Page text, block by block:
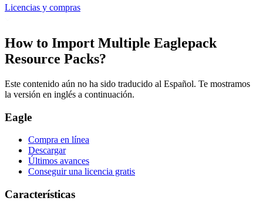
Licencias y compras
How to Import Multiple Eaglepack
Resource Packs?
Este contenido aún no ha sido traducido al Español. Te mostramos
la versión en inglés a continuación.
Eagle
Compra en línea
Descargar
Últimos avances
Conseguir una licencia gratis
Características